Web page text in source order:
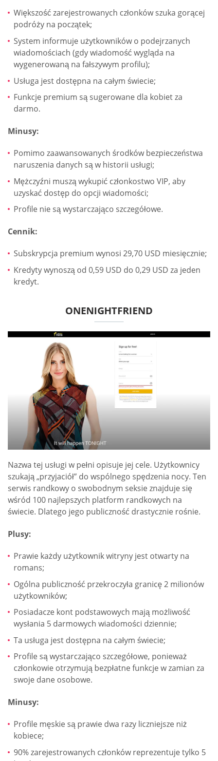
Większość zarejestrowanych członków szuka gorącej
podróży na początek;
System informuje użytkowników o podejrzanych
wiadomościach (gdy wiadomość wygląda na
wygenerowaną na fałszywym profilu);
Usługa jest dostępna na całym świecie;
Funkcje premium są sugerowane dla kobiet za
darmo.
Minusy:
Pomimo zaawansowanych środków bezpieczeństwa
naruszenia danych są w historii usługi;
Mężczyźni muszą wykupić członkostwo VIP, aby
uzyskać dostęp do opcji wiadomości;
Profile nie są wystarczająco szczegółowe.
Cennik:
Subskrypcja premium wynosi 29,70 USD miesięcznie;
Kredyty wynoszą od 0,59 USD do 0,29 USD za jeden
kredyt.
ONENIGHTFRIEND
Nazwa tej usługi w pełni opisuje jej cele. Użytkownicy
szukają „przyjaciół” do wspólnego spędzenia nocy. Ten
serwis randkowy o swobodnym seksie znajduje się
wśród 100 najlepszych platform randkowych na
świecie. Dlatego jego publiczność drastycznie rośnie.
Plusy:
Prawie każdy użytkownik witryny jest otwarty na
romans;
Ogólna publiczność przekroczyła granicę 2 milionów
użytkowników;
Posiadacze kont podstawowych mają możliwość
wysłania 5 darmowych wiadomości dziennie;
Ta usługa jest dostępna na całym świecie;
Profile są wystarczająco szczegółowe, ponieważ
członkowie otrzymują bezpłatne funkcje w zamian za
swoje dane osobowe.
Minusy:
Profile męskie są prawie dwa razy liczniejsze niż
kobiece;
90% zarejestrowanych członków reprezentuje tylko 5